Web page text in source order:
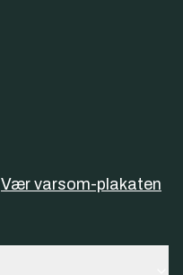
Vær varsom-plakaten